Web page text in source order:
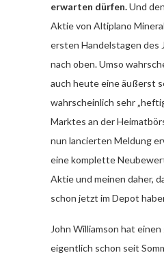
erwarten dürfen.Und
Aktie von Altiplano
ersten Handelstagen des
nach oben. Umso
auch heute eine äußerst
wahrscheinlich sehr
Marktes an der
nun lancierten Meldung
eine komplette
Aktie und meinen daher,
schon jetzt im Depot
John Williamson hat
eigentlich schon seit